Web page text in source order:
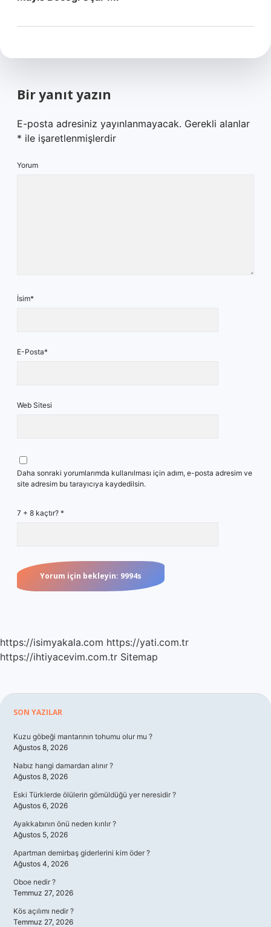
Bir yanıt yazın
E-posta adresiniz yayınlanmayacak. Gerekli alanlar
* ile işaretlenmişlerdir
Yorum
İsim*
E-Posta*
Web Sitesi
Daha sonraki yorumlarımda kullanılması için adım, e-posta adresim ve
site adresim bu tarayıcıya kaydedilsin.
7 + 8 kaçtır? *
https://isimyakala.com https://yati.com.tr
https://ihtiyacevim.com.tr Sitemap
Sidebar
SON YAZILAR
Kuzu göbeği mantarının tohumu olur mu ?
Ağustos 8, 2026
Nabız hangi damardan alınır ?
Ağustos 8, 2026
Eski Türklerde ölülerin gömüldüğü yer neresidir ?
Ağustos 6, 2026
Ayakkabının önü neden kırılır ?
Ağustos 5, 2026
Apartman demirbaş giderlerini kim öder ?
Ağustos 4, 2026
Oboe nedir ?
Temmuz 27, 2026
Kös açılımı nedir ?
Temmuz 27, 2026